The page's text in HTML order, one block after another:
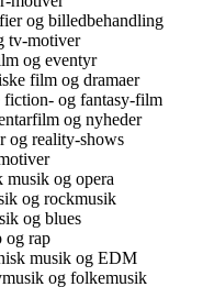
og billedbehandling
tv-motiver
og eventyr
film og dramaer
fiction- og fantasy-film
og nyheder
og reality-shows
musik og opera
og rockmusik
og blues
og rap
musik og EDM
og folkemusik